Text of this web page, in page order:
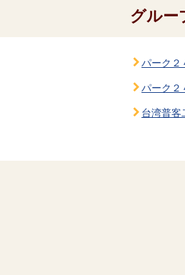
グルー
パーク２
パーク２
台湾普客